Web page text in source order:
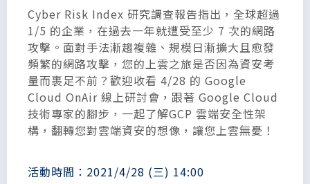
Cyber Risk Index 研究調查報告指出，全球超過
1/5 的企業，在過去一年就遭受至少 7 次的網路
攻擊。面對手法漸趨複雜、規模日漸擴大且愈發
頻繁的網路攻擊，您的上雲之旅是否因為資安考
量而裹足不前？歡迎收看 4/28 的 Google
Cloud OnAir 線上研討會，跟著 Google Cloud
技術專家的腳步，一起了解GCP 雲端安全性架
構，翻轉您對雲端資安的想像，讓您上雲無憂！
活動時間：2021/4/28 (三) 14:00